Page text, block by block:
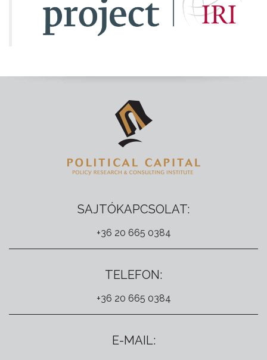
SAJTÓKAPCSOLAT:
+36 20 665 0384
TELEFON:
+36 20 665 0384
E-MAIL: